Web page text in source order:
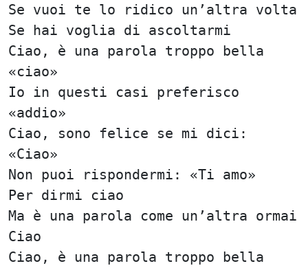
Se vuoi te lo ridico un’altra volta
Se hai voglia di ascoltarmi
Ciao, è una parola troppo bella
«ciao»
Io in questi casi preferisco
«addio»
Ciao, sono felice se mi dici:
«Ciao»
Non puoi rispondermi: «Ti amo»
Per dirmi ciao
Ma è una parola come un’altra ormai
Ciao
Ciao, è una parola troppo bella